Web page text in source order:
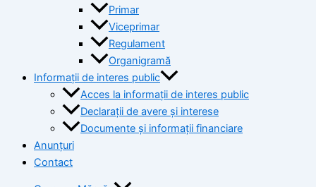
Primar
Viceprimar
Regulament
Organigramă
Informații de interes public
Acces la informații de interes public
Declarații de avere și interese
Documente și informații financiare
Anunțuri
Contact